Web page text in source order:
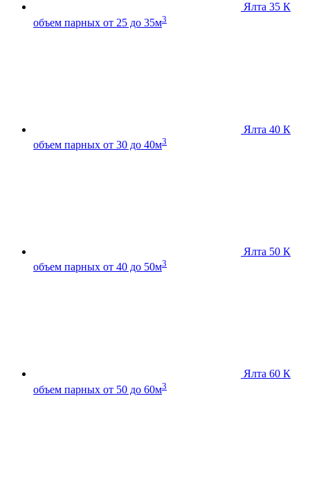
Ялта 35 К
объем парных от 25 до 35м3
Ялта 40 К
объем парных от 30 до 40м3
Ялта 50 К
объем парных от 40 до 50м3
Ялта 60 К
объем парных от 50 до 60м3